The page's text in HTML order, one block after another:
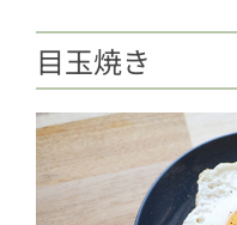
目玉焼き